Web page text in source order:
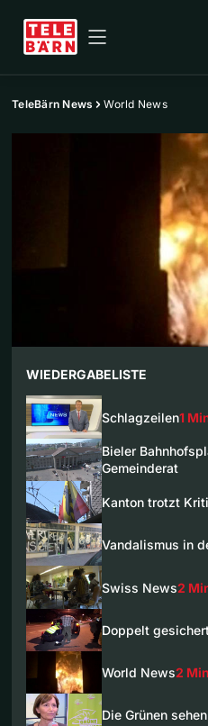
TeleBärn News World News
WIEDERGABELISTE
Schlagzeilen1
Bieler
Gemeinderat
Kanton trotzt
Vandalismus in
Swiss News2
Doppelt
World News2 Min
Die Grünen